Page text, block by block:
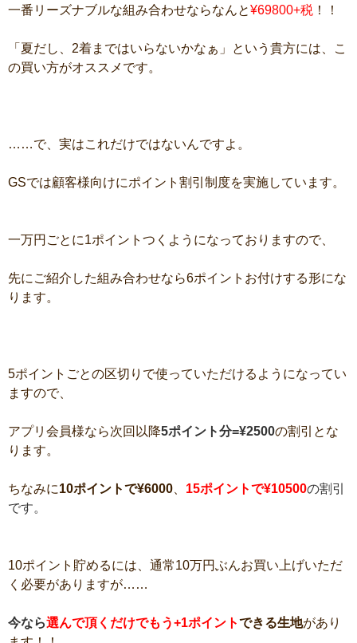
一番リーズナブルな組み合わせならなんと¥69800+税 ！！
「夏だし、2着まではいらないかなぁ」という貴方には、こ
の買い方がオススメです。
……で、実はこれだけではないんですよ。
GSでは顧客様向けにポイント割引制度を実施しています。
一万円ごとに1ポイントつくようになっておりますので、
先にご紹介した組み合わせなら6ポイントお付けする形にな
ります。
5ポイントごとの区切りで使っていただけるようになってい
ますので、
アプリ会員様なら次回以降5ポイント分=¥2500の割引とな
ります。
ちなみに10ポイントで¥6000 15ポイントで¥10500の割引
です。
10ポイント貯めるには、通常10万円ぶんお買い上げいただ
く必要がありますが……
今なら選んで頂くだけでもう+1ポイントできる生地があり